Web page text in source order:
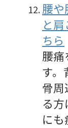
腰
と
ちら
腰痛
す。
骨周
る
にも